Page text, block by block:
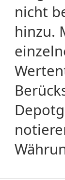
nicht
hinzu.